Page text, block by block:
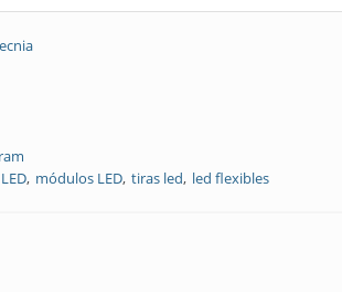
módulos LED tiras led led flexibles
opulento. Iluminación led de OSRAM para una